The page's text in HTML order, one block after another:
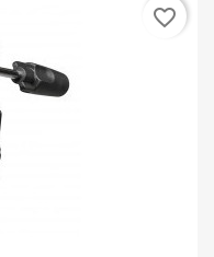
favorite_border